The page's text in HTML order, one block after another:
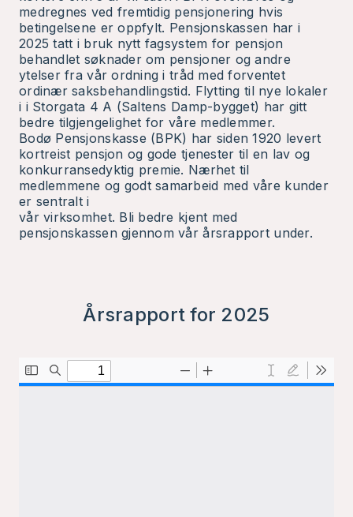
medregnes ved fremtidig pensjonering hvis
betingelsene er oppfylt. Pensjonskassen har i
2025 tatt i bruk nytt fagsystem for pensjon
behandlet søknader om pensjoner og andre
ytelser fra vår ordning i tråd med forventet
ordinær saksbehandlingstid. Flytting til nye lokaler
i i Storgata 4 A (Saltens Damp-bygget) har gitt
bedre tilgjengelighet for våre medlemmer.
Bodø Pensjonskasse (BPK) har siden 1920 levert
kortreist pensjon og gode tjenester til en lav og
konkurransedyktig premie. Nærhet til
medlemmene og godt samarbeid med våre kunder
er sentralt i
vår virksomhet. Bli bedre kjent med
pensjonskassen gjennom vår årsrapport under.
Årsrapport for 2025